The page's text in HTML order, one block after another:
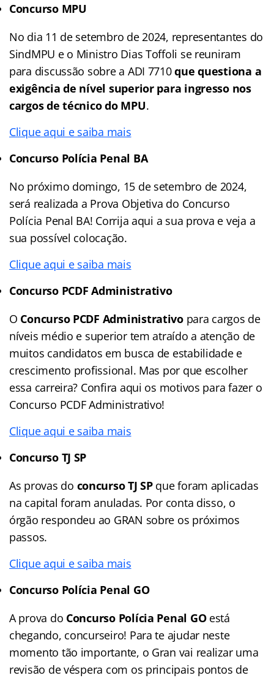
Concurso MPU
No dia 11 de setembro de 2024, representantes do
SindMPU e o Ministro Dias Toffoli se reuniram
para discussão sobre a ADI 7710que questiona a
exigência de nível superior para ingresso nos
cargos de técnico do MPU.
Clique aqui e saiba mais
Concurso Polícia Penal BA
No próximo domingo, 15 de setembro de 2024,
será realizada a Prova Objetiva do Concurso
Polícia Penal BA! Corrija aqui a sua prova e veja a
sua possível colocação.
Clique aqui e saiba mais
Concurso PCDF Administrativo
O Concurso PCDF Administrativopara cargos de
níveis médio e superior tem atraído a atenção de
muitos candidatos em busca de estabilidade e
crescimento profissional. Mas por que escolher
essa carreira? Confira aqui os motivos para fazer o
Concurso PCDF Administrativo!
Clique aqui e saiba mais
Concurso TJ SP
As provas do concurso TJ SPque foram aplicadas
na capital foram anuladas. Por conta disso, o
órgão respondeu ao GRAN sobre os próximos
passos.
Clique aqui e saiba mais
Concurso Polícia Penal GO
A prova do Concurso Polícia Penal GOestá
chegando, concurseiro! Para te ajudar neste
momento tão importante, o Gran vai realizar uma
revisão de véspera com os principais pontos de